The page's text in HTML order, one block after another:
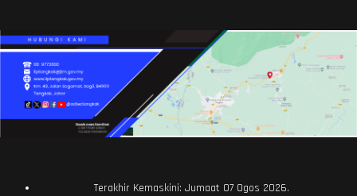
Terakhir Kemaskini: Jumaat 07 Ogos 2026.